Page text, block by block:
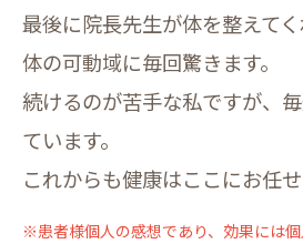
最後に院長先生が体を整えて
体の可動域に毎回驚きます。
続けるのが苦手な私ですが、
ています。
これからも健康はここにお任
※患者様個人の感想であり、効果には個